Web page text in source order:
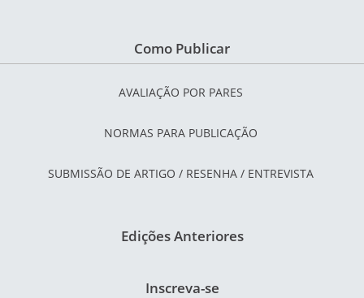
Como Publicar
AVALIAÇÃO POR PARES
NORMAS PARA PUBLICAÇÃO
SUBMISSÃO DE ARTIGO / RESENHA / ENTREVISTA
Edições Anteriores
Inscreva-se